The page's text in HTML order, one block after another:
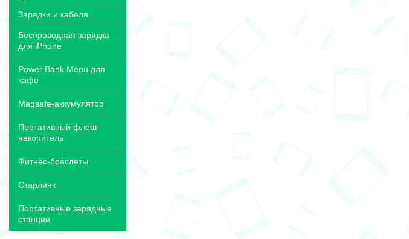
Зарядки и кабеля
Беспроводная зарядка
для iPhone
Power Bank Menu для
кафе
Magsafe-аккумулятор
Портативный флеш-
накопитель
Фитнес-браслеты
Старлинк
Портативные зарядные
станции